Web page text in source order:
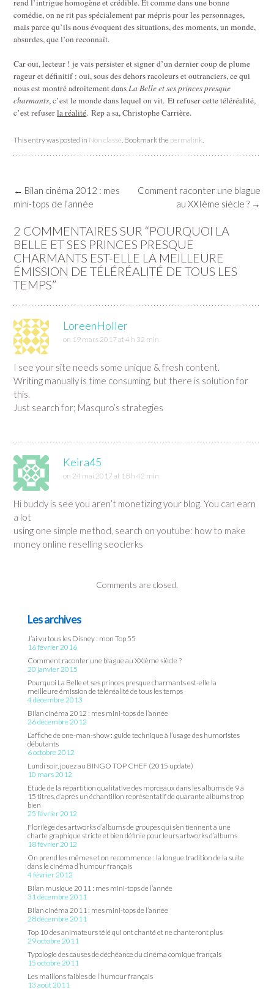
rend l’intrigue homogène et crédible. Et comme dans une bonne
comédie, on ne rit pas spécialement par mépris pour les personnages,
mais parce qu’ils nous évoquent des situations, des moments, un monde,
absurdes, que l’on reconnaît.
Car oui, lecteur ! je vais persister et signer d’un dernier coup de plume
rageur et définitif : oui, sous des dehors racoleurs et outranciers, ce qui
nous est montré adroitement dansLa Belle et ses princes presque
charmants, c’est le monde dans lequel on vit. Et refuser cette téléréalité,
c’est refuserla réalité. Rep a sa, Christophe Carrière.
This entry was posted in Non classé . Bookmark the permalink
Post
navigation
← Bilan cinéma 2012 : mes
mini-tops de l’année
Comment raconter une blague
au XXIème siècle ? →
2 COMMENTAIRES SUR “POURQUOI LA
BELLE ET SES PRINCES PRESQUE
CHARMANTS EST-ELLE LA MEILLEURE
ÉMISSION DE TÉLÉRÉALITÉ DE TOUS LES
TEMPS”
LoreenHoller
on 19 mars 2017 at 4 h 32 min
I see your site needs some unique & fresh content.
Writing manually is time consuming, but there is solution for
this.
Just search for; Masquro’s strategies
Keira45
on 24 mai 2017 at 18 h 42 min
Hi buddy is see you aren’t monetizing your blog. You can earn
a lot
using one simple method, search on youtube: how to make
money online reselling seoclerks
Comments are closed.
Les archives
J’ai vu tous les Disney : mon Top 55
16 février 2016
Comment raconter une blague au XXIème siècle ?
20 janvier 2015
Pourquoi La Belle et ses princes presque charmants est-elle la
meilleure émission de téléréalité de tous les temps
4 décembre 2013
Bilan cinéma 2012 : mes mini-tops de l’année
26 décembre 2012
L’affiche de one-man-show : guide technique à l’usage des humoristes
débutants
6 octobre 2012
Lundi soir, jouez au BINGO TOP CHEF (2015 update)
10 mars 2012
Etude de la répartition qualitative des morceaux dans les albums de 9 à
15 titres, d’après un échantillon représentatif de quarante albums trop
bien
25 février 2012
Florilège des artworks d’albums de groupes qui s’en tiennent à une
charte graphique stricte et bien définie pour leurs artworks d’albums
18 février 2012
On prend les mêmes et on recommence : la longue tradition de la suite
dans le cinéma d’humour français
4 février 2012
Bilan musique 2011 : mes mini-tops de l’année
31 décembre 2011
Bilan cinéma 2011 : mes mini-tops de l’année
28 décembre 2011
Top 10 des animateurs télé qui ont chanté et ne chanteront plus
29 octobre 2011
Typologie des causes de déchéance du cinéma comique français
15 octobre 2011
Les maillons faibles de l’humour français
13 août 2011